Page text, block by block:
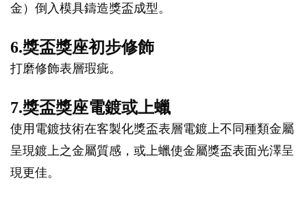
金）倒入模具鑄造獎盃成型。
6.獎盃獎座初步修飾
打磨修飾表層瑕疵。
7.獎盃獎座電鍍或上蠟
使用電鍍技術在客製化獎盃表層電鍍上不同種類金屬
呈現鍍上之金屬質感，或上蠟使金屬獎盃表面光澤呈
現更佳。